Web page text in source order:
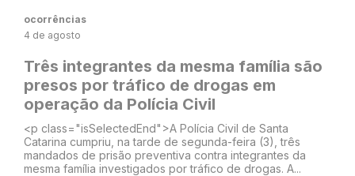
ocorrências
4 de agosto
Três integrantes da mesma família são
presos por tráfico de drogas em
operação da Polícia Civil
<p class="isSelectedEnd">A Polícia Civil de Santa
Catarina cumpriu, na tarde de segunda-feira (3), três
mandados de prisão preventiva contra integrantes da
mesma família investigados por tráfico de drogas. A...